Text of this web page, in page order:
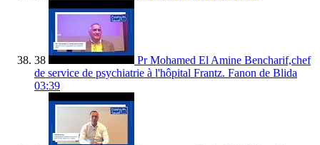
38
Pr Mohamed El Amine Bencharif,chef
de service de psychiatrie à l'hôpital Frantz. Fanon de Blida
03:39